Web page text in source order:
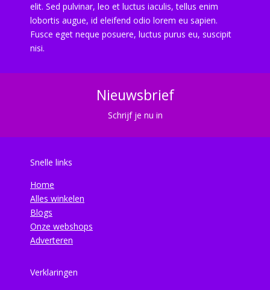
elit. Sed pulvinar, leo et luctus iaculis, tellus enim
lobortis augue, id eleifend odio lorem eu sapien.
Fusce eget neque posuere, luctus purus eu, suscipit
nisi.
Nieuwsbrief
Schrijf je nu in
Snelle links
Home
Alles winkelen
Blogs
Onze webshops
Adverteren
Verklaringen